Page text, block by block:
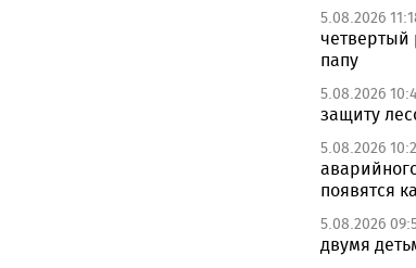
5.08.2026
четвертый
папу
5.08.2026
защиту
5.08.2026
появятся
5.08.2026
двумя